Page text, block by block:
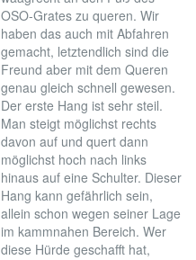
OSO-Grates zu queren. Wir
haben das auch mit Abfahren
gemacht, letztendlich sind die
Freund aber mit dem Queren
genau gleich schnell gewesen.
Der erste Hang ist sehr steil.
Man steigt möglichst rechts
davon auf und quert dann
möglichst hoch nach links
hinaus auf eine Schulter. Dieser
Hang kann gefährlich sein,
allein schon wegen seiner Lage
im kammnahen Bereich. Wer
diese Hürde geschafft hat,